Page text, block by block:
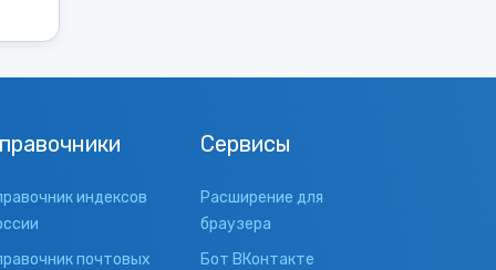
индексов
почтовых
Сервисы
Расширение для
браузера
Бот ВКонтакте